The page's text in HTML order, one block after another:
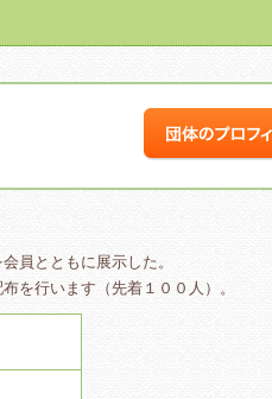
員とともに展示した。
を行います（先着１００人）。